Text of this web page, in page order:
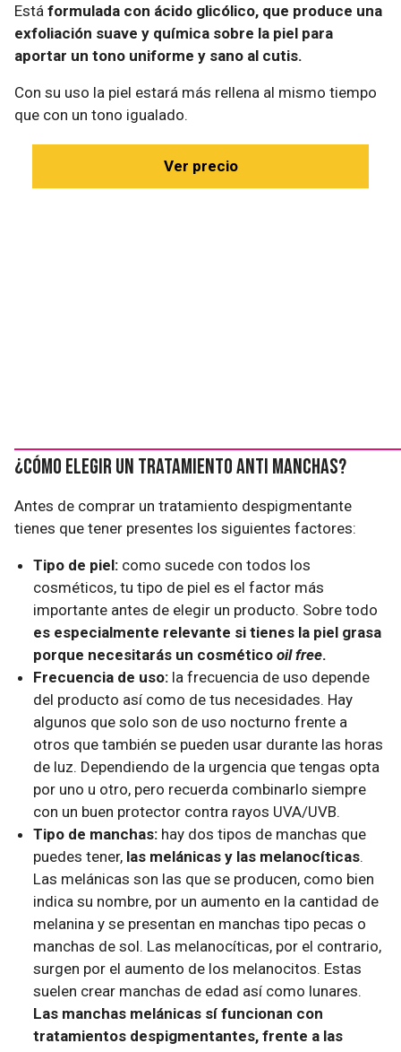
Está formulada con ácido glicólico, que produce una
exfoliación suave y química sobre la piel para
aportar un tono uniforme y sano al cutis.
Con su uso la piel estará más rellena al mismo tiempo
que con un tono igualado.
Ver precio
¿Cómo elegir un tratamiento anti manchas?
Antes de comprar un tratamiento despigmentante
tienes que tener presentes los siguientes factores:
Tipo de piel: como sucede con todos los
cosméticos, tu tipo de piel es el factor más
importante antes de elegir un producto. Sobre todo
es especialmente relevante si tienes la piel grasa
porque necesitarás un cosméticooil free.
Frecuencia de uso: la frecuencia de uso depende
del producto así como de tus necesidades. Hay
algunos que solo son de uso nocturno frente a
otros que también se pueden usar durante las horas
de luz. Dependiendo de la urgencia que tengas opta
por uno u otro, pero recuerda combinarlo siempre
con un buen protector contra rayos UVA/UVB.
Tipo de manchas: hay dos tipos de manchas que
puedes tener, las melánicas y las melanocíticas.
Las melánicas son las que se producen, como bien
indica su nombre, por un aumento en la cantidad de
melanina y se presentan en manchas tipo pecas o
manchas de sol. Las melanocíticas, por el contrario,
surgen por el aumento de los melanocitos. Estas
suelen crear manchas de edad así como lunares.
Las manchas melánicas sí funcionan con
tratamientos despigmentantes, frente a las